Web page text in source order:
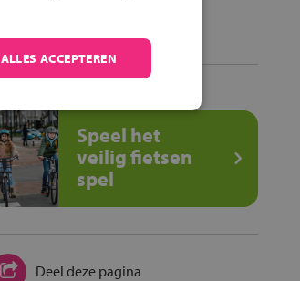
Route met het OV
Speel het
veilig fietsen
spel
Deel deze pagina
ALLES ACCEPTEREN